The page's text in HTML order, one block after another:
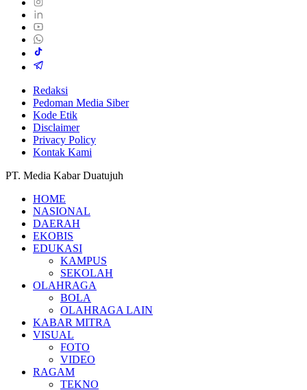
Redaksi
Pedoman Media Siber
Kode Etik
Disclaimer
Privacy Policy
Kontak Kami
PT. Media Kabar Duatujuh
HOME
NASIONAL
DAERAH
EKOBIS
EDUKASI
KAMPUS
SEKOLAH
OLAHRAGA
BOLA
OLAHRAGA LAIN
KABAR MITRA
VISUAL
FOTO
VIDEO
RAGAM
TEKNO